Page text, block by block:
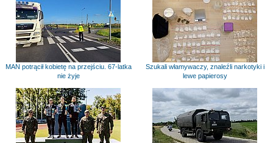
MAN potrącił kobietę na przejściu. 67-latka
nie żyje
Szukali włamywaczy, znaleźli narkotyki i
lewe papierosy